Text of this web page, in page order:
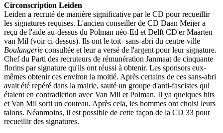
Circonscription Leiden
Leiden a recruté de manière significative par le CD pour recueillir
les signatures requises. L'ancien conseiller de CD Daan Meijer a
reçu de l'aide au-dessus du Polman néo-Ed et Delft CD'er Maarten
van Mil (voir ci-dessus). Ils ont le toit- sans-abri du centre-ville
Boulangerie consultée et leur a versé de l'argent pour leur signature.
Chef du Parti des recruteurs de rémunération Janmaat de cinquante
florins par signature qu'ils ont réussi à obtenir. Les sponsors eux-
mêmes obtenir ces environ la moitié. Après certains de ces sans-abri
avait été repéré dans la mairie, sauté un groupe d'anti-fascistes qui
étaient en contradiction avec Van Mil et Polman. Il ya quelques hits
et Van Mil sorti un couteau. Après cela, les hommes ont choisi leurs
talons. Néanmoins, il est possible de cette façon de la CD 33 pour
recueillir des signatures.